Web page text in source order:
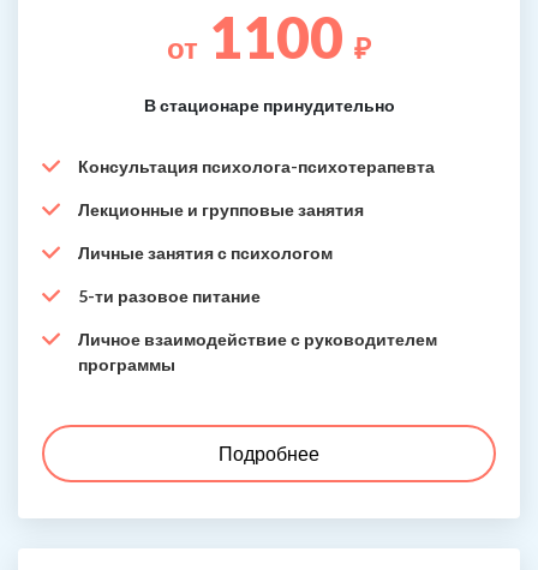
от 1100 ₽
В стационаре принудительно
Консультация психолога-психотерапевта
Лекционные и групповые занятия
Личные занятия с психологом
5-ти разовое питание
Личное взаимодействие с руководителем
программы
Подробнее